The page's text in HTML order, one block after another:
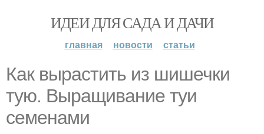
ИДЕИ ДЛЯ САДА И ДАЧИ
главная новости статьи
Как вырастить из шишечки
тую. Выращивание туи
семенами